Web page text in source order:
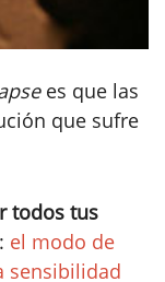
es que las
que sufre
todos tus
el modo de
sensibilidad